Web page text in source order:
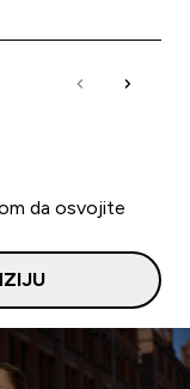
da osvojite